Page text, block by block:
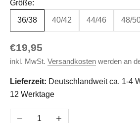
Größe:
36/38 40/42 44/46 48/
Angebot
€19,95
inkl. MwSt. Versandkosten werden an
Lieferzeit: Deutschlandweit ca. 1-4
12 Werktage
Anzahl verringernAnzahl erhöhen